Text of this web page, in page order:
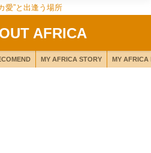
愛”と出逢う場所
AFRICA
MY AFRICA STORY MY AFRICA